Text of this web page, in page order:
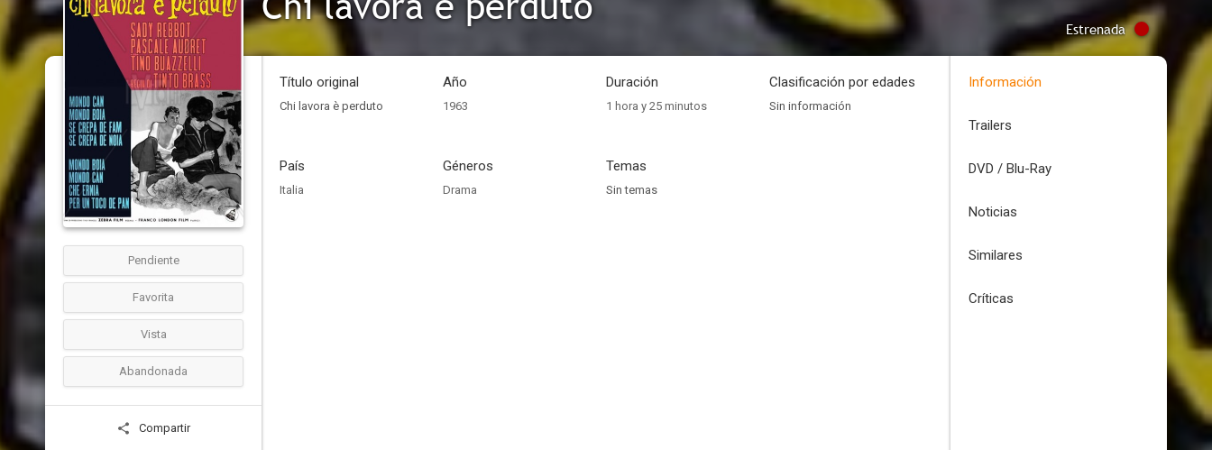
Estrenada
Pendiente
Favorita
Vista
Abandonada
Compartir
Título original
Chi lavora è perduto
Año
1963
Duración
1 hora y 25 minutos
Clasificación por edades
Sin información
País
Italia
Géneros
Drama
Temas
Sin temas
Información
Trailers
DVD / Blu-Ray
Noticias
Similares
Críticas